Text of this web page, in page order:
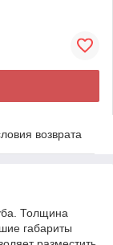
возврата
Толщина
габариты